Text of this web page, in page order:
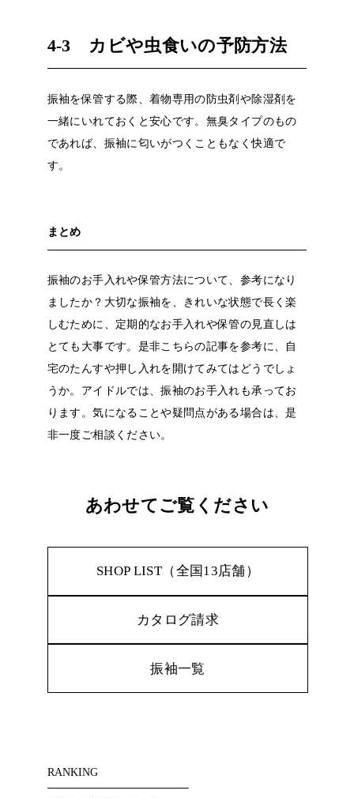
4-3 カビや虫食いの予防方法
振袖を保管する際、着物専用の防虫剤や除湿剤を
一緒にいれておくと安心です。無臭タイプのもの
であれば、振袖に匂いがつくこともなく快適で
す。
まとめ
振袖のお手入れや保管方法について、参考になり
ましたか？大切な振袖を、きれいな状態で長く楽
しむために、定期的なお手入れや保管の見直しは
とても大事です。是非こちらの記事を参考に、自
宅のたんすや押し入れを開けてみてはどうでしょ
うか。アイドルでは、振袖のお手入れも承ってお
ります。気になることや疑問点がある場合は、是
非一度ご相談ください。
あわせてご覧ください
SHOP LIST（全国13店舗）
カタログ請求
振袖一覧
RANKING